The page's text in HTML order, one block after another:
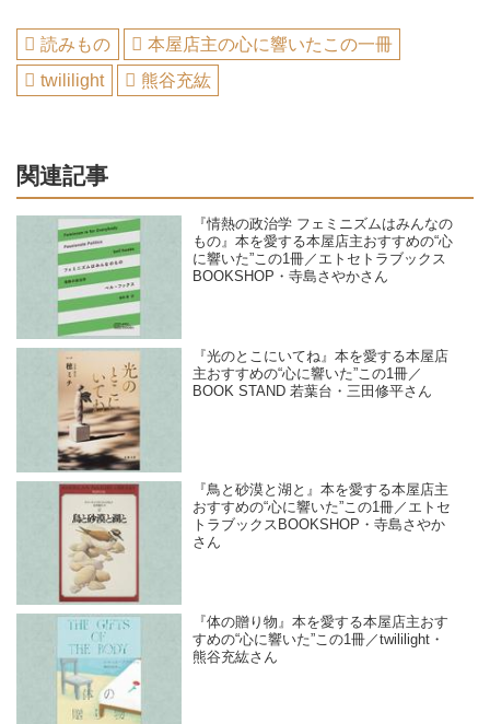
読みもの
本屋店主の心に響いたこの一冊
twililight
熊谷充紘
関連記事
『情熱の政治学 フェミニズムはみんなの
もの』本を愛する本屋店主おすすめの“心
に響いた”この1冊／エトセトラブックス
BOOKSHOP・寺島さやかさん
『光のとこにいてね』本を愛する本屋店
主おすすめの“心に響いた”この1冊／
BOOK STAND 若葉台・三田修平さん
『鳥と砂漠と湖と』本を愛する本屋店主
おすすめの“心に響いた”この1冊／エトセ
トラブックスBOOKSHOP・寺島さやか
さん
『体の贈り物』本を愛する本屋店主おす
すめの“心に響いた”この1冊／twililight・
熊谷充紘さん